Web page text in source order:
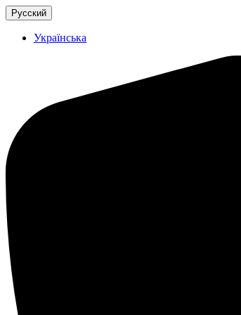
Русский
Українська